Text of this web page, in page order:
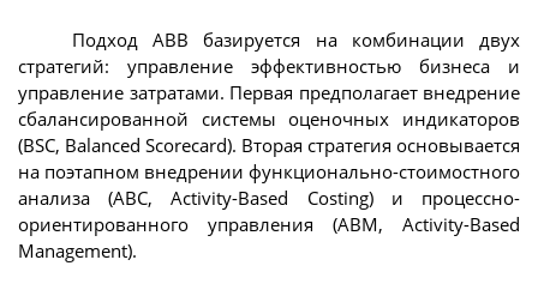
Подход ABB базируется на комбинации двух
стратегий: управление эффективностью бизнеса и
управление затратами. Первая предполагает внедрение
сбалансированной системы оценочных индикаторов
(BSC, Balanced Scorecard). Вторая стратегия основывается
на поэтапном внедрении функционально-стоимостного
анализа (ABC, Activity-Based Costing) и процессно-
ориентированного управления (ABM, Activity-Based
Management).